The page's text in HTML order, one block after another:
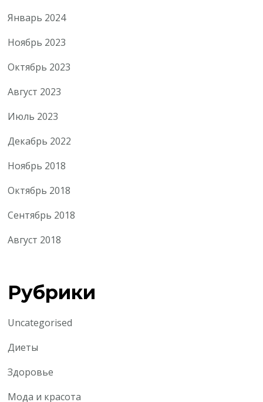
Январь 2024
Ноябрь 2023
Октябрь 2023
Август 2023
Июль 2023
Декабрь 2022
Ноябрь 2018
Октябрь 2018
Сентябрь 2018
Август 2018
Рубрики
Uncategorised
Диеты
Здоровье
Мода и красота